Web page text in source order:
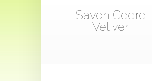
Savon Cedre
Vetiver